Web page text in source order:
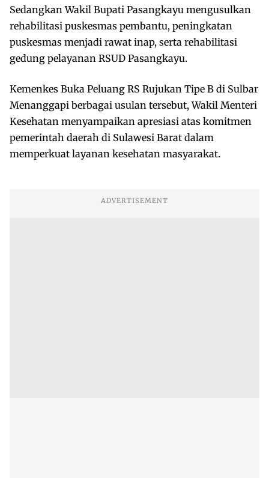
Sedangkan Wakil Bupati Pasangkayu mengusulkan
rehabilitasi puskesmas pembantu, peningkatan
puskesmas menjadi rawat inap, serta rehabilitasi
gedung pelayanan RSUD Pasangkayu.
Kemenkes Buka Peluang RS Rujukan Tipe B di Sulbar
Menanggapi berbagai usulan tersebut, Wakil Menteri
Kesehatan menyampaikan apresiasi atas komitmen
pemerintah daerah di Sulawesi Barat dalam
memperkuat layanan kesehatan masyarakat.